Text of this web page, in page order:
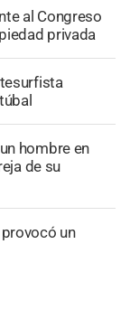
al Congreso
privada
hombre en
de su
un